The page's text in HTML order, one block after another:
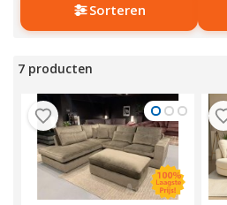
Sorteren
7 producten